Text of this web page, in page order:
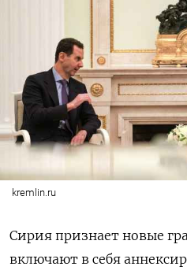
kremlin.ru
Сирия признает новые
включают в себя